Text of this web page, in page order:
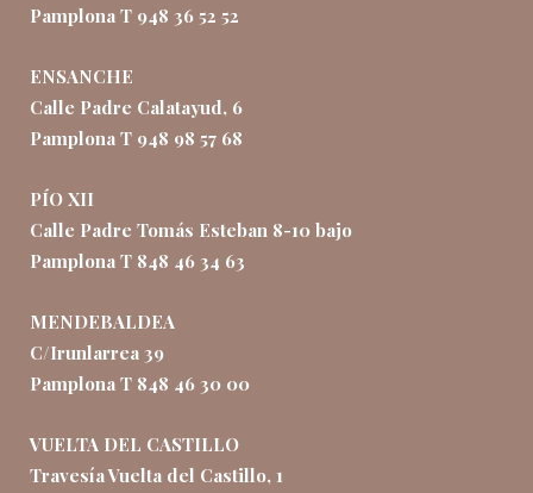
Pamplona T 948 36 52 52
ENSANCHE
Calle Padre Calatayud, 6
Pamplona T 948 98 57 68
PÍO XII
Calle Padre Tomás Esteban 8-10 bajo
Pamplona T 848 46 34 63
MENDEBALDEA
C/Irunlarrea 39
Pamplona T 848 46 30 00
VUELTA DEL CASTILLO
Travesía Vuelta del Castillo, 1